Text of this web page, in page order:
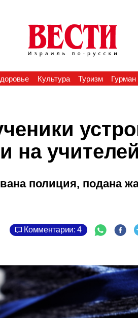
Культура Туризм Гурман
на учителей
полиция, подана
Комментарии: 4